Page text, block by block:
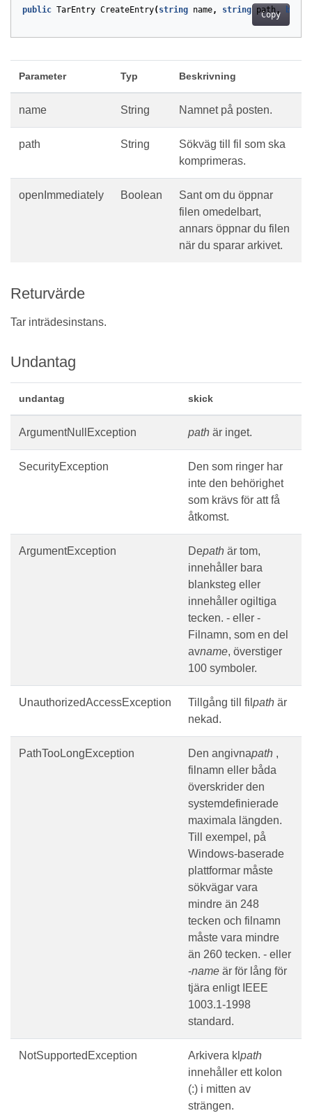
Copy
public TarEntry CreateEntry(string name, string path , bool
Parameter Typ Beskrivning
name String Namnet på posten.
path String
Sökväg till fil som ska
komprimeras.
openImmediately Boolean
Sant om du öppnar
filen omedelbart,
annars öppnar du filen
när du sparar arkivet.
Returvärde
Tar inträdesinstans.
Undantag
undantag skick
ArgumentNullException path är inget.
SecurityException
Den som ringer har
inte den behörighet
som krävs för att få
åtkomst.
ArgumentException Depath är tom,
innehåller bara
blanksteg eller
innehåller ogiltiga
tecken. - eller -
Filnamn, som en del
avname, överstiger
100 symboler.
UnauthorizedAccessException Tillgång till fil path är
nekad.
PathTooLongException Den angivnapath ,
filnamn eller båda
överskrider den
systemdefinierade
maximala längden.
Till exempel, på
Windows-baserade
plattformar måste
sökvägar vara
mindre än 248
tecken och filnamn
måste vara mindre
än 260 tecken. - eller
-name är för lång för
tjära enligt IEEE
1003.1-1998
standard.
NotSupportedException Arkivera kl path
innehåller ett kolon
(:) i mitten av
strängen.